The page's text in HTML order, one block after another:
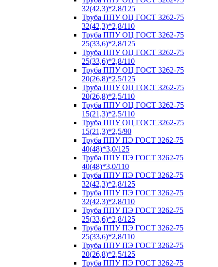
32(42,3)*2,8/125
Труба ППУ ОЦ ГОСТ 3262-75
32(42,3)*2,8/110
Труба ППУ ОЦ ГОСТ 3262-75
25(33,6)*2,8/125
Труба ППУ ОЦ ГОСТ 3262-75
25(33,6)*2,8/110
Труба ППУ ОЦ ГОСТ 3262-75
20(26,8)*2,5/125
Труба ППУ ОЦ ГОСТ 3262-75
20(26,8)*2,5/110
Труба ППУ ОЦ ГОСТ 3262-75
15(21,3)*2,5/110
Труба ППУ ОЦ ГОСТ 3262-75
15(21,3)*2,5/90
Труба ППУ ПЭ ГОСТ 3262-75
40(48)*3,0/125
Труба ППУ ПЭ ГОСТ 3262-75
40(48)*3,0/110
Труба ППУ ПЭ ГОСТ 3262-75
32(42,3)*2,8/125
Труба ППУ ПЭ ГОСТ 3262-75
32(42,3)*2,8/110
Труба ППУ ПЭ ГОСТ 3262-75
25(33,6)*2,8/125
Труба ППУ ПЭ ГОСТ 3262-75
25(33,6)*2,8/110
Труба ППУ ПЭ ГОСТ 3262-75
20(26,8)*2,5/125
Труба ППУ ПЭ ГОСТ 3262-75